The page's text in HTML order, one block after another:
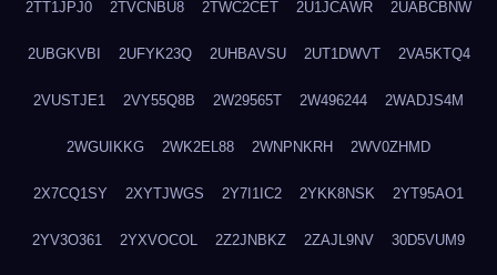
2TT1JPJ0 2TVCNBU8 2TWC2CET 2U1JCAWR 2UABCBNW
2UBGKVBI 2UFYK23Q 2UHBAVSU 2UT1DWVT 2VA5KTQ4
2VUSTJE1 2VY55Q8B 2W29565T 2W496244 2WADJS4M
2WGUIKKG 2WK2EL88 2WNPNKRH 2WV0ZHMD
2X7CQ1SY 2XYTJWGS 2Y7I1IC2 2YKK8NSK 2YT95AO1
2YV3O361 2YXVOCOL 2Z2JNBKZ 2ZAJL9NV 30D5VUM9